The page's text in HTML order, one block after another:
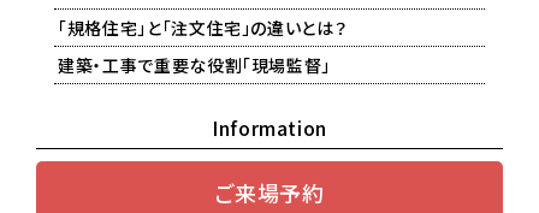
「規格住宅」と「注文住宅」の違いとは？
建築・工事で重要な役割「現場監督」
Information
ご来場予約